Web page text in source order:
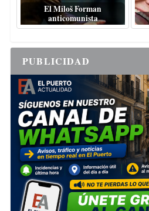
El Miloš Forman
anticomunista
PUBLICIDAD